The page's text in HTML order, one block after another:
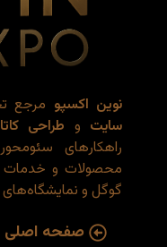
نوین اکسپو مرجع
سایت و طراحی
راهکارهای
محصولات و خدمات
گوگل و
صفحه اصلی